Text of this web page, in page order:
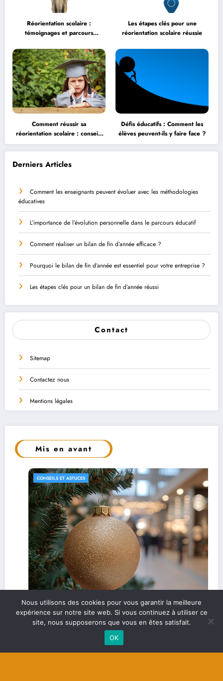
Réorientation scolaire :
témoignages et parcours
Les étapes clés pour une
réorientation scolaire réussie
Comment réussir sa
réorientation scolaire : conseils
et astuces
Défis éducatifs : Comment les
élèves peuvent-ils y faire face ?
Derniers Articles
Comment les enseignants peuvent évoluer avec les méthodologies
éducatives
L’importance de l’évolution personnelle dans le parcours éducatif
Comment réaliser un bilan de fin d’année efficace ?
Pourquoi le bilan de fin d’année est essentiel pour votre entreprise ?
Les étapes clés pour un bilan de fin d’année réussi
Contact
Sitemap
Contactez nous
Mentions légales
Mis en avant
CONSEILS ET ASTUCES
Les étapes clés pour un bilan de fin d’année
Nous utilisons des cookies pour vous garantir la meilleure
expérience sur notre site web. Si vous continuez à utiliser ce
site, nous supposerons que vous en êtes satisfait.
OK